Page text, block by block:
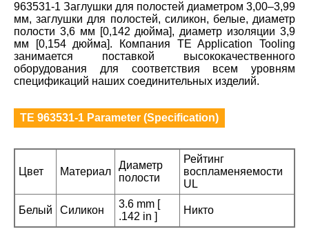
963531-1 Заглушки для полостей диаметром 3,00–3,99
мм, заглушки для полостей, силикон, белые, диаметр
полости 3,6 мм [0,142 дюйма], диаметр изоляции 3,9
мм [0,154 дюйма]. Компания TE Application Tooling
занимается поставкой высококачественного
оборудования для соответствия всем уровням
спецификаций наших соединительных изделий.
TE 963531-1 Parameter (Specification)
Цвет Материал
Диаметр
полости
Рейтинг
воспламеняемости
UL
Белый Силикон
3.6 mm [
.142 in ]
Никто